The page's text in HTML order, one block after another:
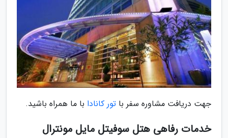
جهت دریافت مشاوره سفر با تور کانادا با ما همراه باشید.
خدمات رفاهی هتل سوفیتل مایل مونترال